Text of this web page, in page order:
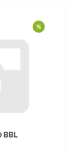
BBL